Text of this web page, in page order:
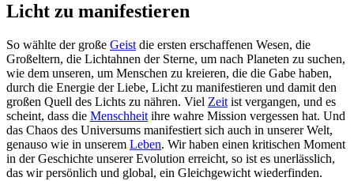
Licht zu manifestieren
So wählte der große Geist die ersten erschaffenen Wesen, die
Großeltern, die Lichtahnen der Sterne, um nach Planeten zu suchen,
wie dem unseren, um Menschen zu kreieren, die die Gabe haben,
durch die Energie der Liebe, Licht zu manifestieren und damit den
großen Quell des Lichts zu nähren. Viel Zeit ist vergangen, und es
scheint, dass die Menschheit ihre wahre Mission vergessen hat. Und
das Chaos des Universums manifestiert sich auch in unserer Welt,
genauso wie in unserem Leben. Wir haben einen kritischen Moment
in der Geschichte unserer Evolution erreicht, so ist es unerlässlich,
das wir persönlich und global, ein Gleichgewicht wiederfinden.